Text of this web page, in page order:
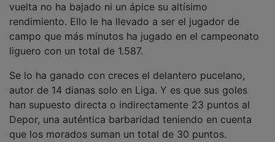
vuelta no ha bajado ni un ápice su altísimo
rendimiento. Ello le ha llevado a ser el jugador de
campo que más minutos ha jugado en el campeonato
liguero con un total de 1.587.
Se lo ha ganado con creces el delantero pucelano,
autor de 14 dianas solo en Liga. Y es que sus goles
han supuesto directa o indirectamente 23 puntos al
Depor, una auténtica barbaridad teniendo en cuenta
que los morados suman un total de 30 puntos.